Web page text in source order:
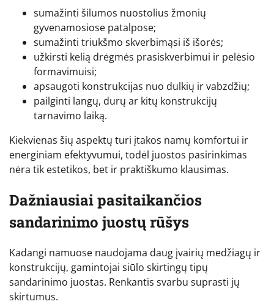
sumažinti šilumos nuostolius žmonių
gyvenamosiose patalpose;
sumažinti triukšmo skverbimąsi iš išorės;
užkirsti kelią drėgmės prasiskverbimui ir pelėsio
formavimuisi;
apsaugoti konstrukcijas nuo dulkių ir vabzdžių;
pailginti langų, durų ar kitų konstrukcijų
tarnavimo laiką.
Kiekvienas šių aspektų turi įtakos namų komfortui ir
energiniam efektyvumui, todėl juostos pasirinkimas
nėra tik estetikos, bet ir praktiškumo klausimas.
Dažniausiai pasitaikančios
sandarinimo juostų rūšys
Kadangi namuose naudojama daug įvairių medžiagų ir
konstrukcijų, gamintojai siūlo skirtingų tipų
sandarinimo juostas. Renkantis svarbu suprasti jų
skirtumus.